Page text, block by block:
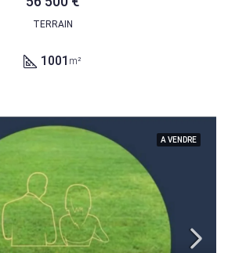
TERRAIN
1001 m²
A VENDRE